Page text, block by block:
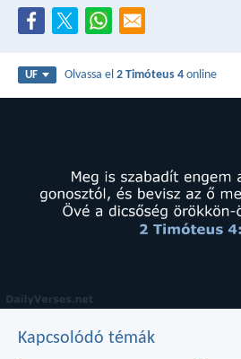
UF Olvassa el2 Timóteus 4 online
Kapcsolódó témák